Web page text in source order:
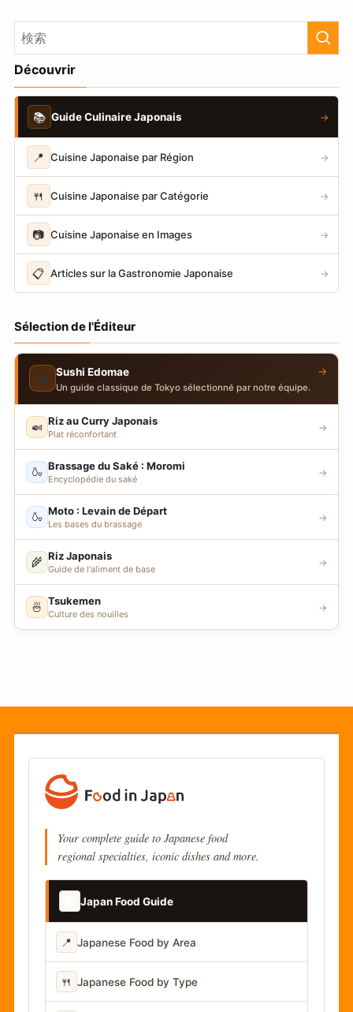
Découvrir
📚 Guide Culinaire Japonais →
📍 Cuisine Japonaise par Région →
🍴 Cuisine Japonaise par Catégorie →
📷 Cuisine Japonaise en Images →
📋 Articles sur la Gastronomie Japonaise →
Sélection de l'Éditeur
🍣 Sushi Edomae
Un guide classique de Tokyo sélectionné par notre équipe.
→
🍛 Riz au Curry Japonais
Plat réconfortant
→
🍶 Brassage du Saké : Moromi
Encyclopédie du saké
→
🍶 Moto : Levain de Départ
Les bases du brassage
→
🌾 Riz Japonais
Guide de l'aliment de base
→
🍜 Tsukemen
Culture des nouilles
→
Your complete guide to Japanese food
regional specialties, iconic dishes and more.
Japan Food Guide
📍 Japanese Food by Area
🍴 Japanese Food by Type